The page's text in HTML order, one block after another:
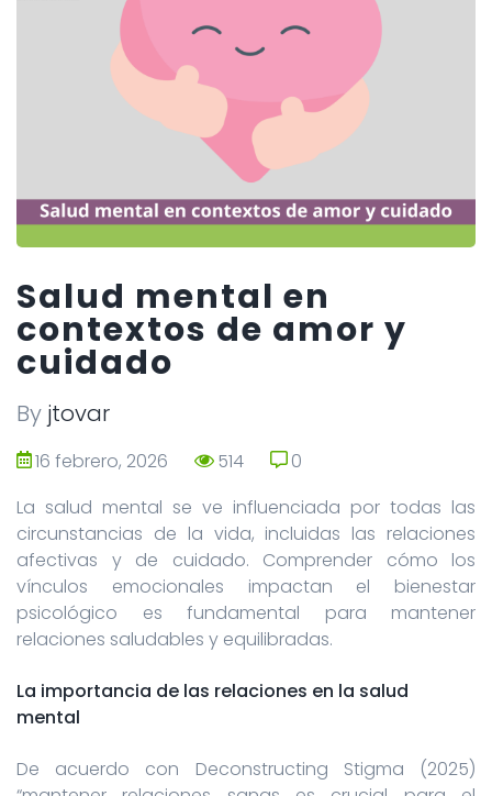
Salud mental en
contextos de amor y
cuidado
By jtovar
16 febrero, 2026 514
0
La salud mental se ve influenciada por todas las
circunstancias de la vida, incluidas las relaciones
afectivas y de cuidado. Comprender cómo los
vínculos emocionales impactan el bienestar
psicológico es fundamental para mantener
relaciones saludables y equilibradas.
La importancia de las relaciones en la salud
mental
De acuerdo con Deconstructing Stigma (2025)